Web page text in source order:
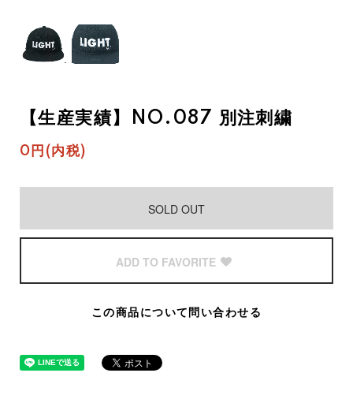
【生産実績】NO.087 別注刺繍
0円(内税)
SOLD OUT
ADD TO FAVORITE
この商品について問い合わせる